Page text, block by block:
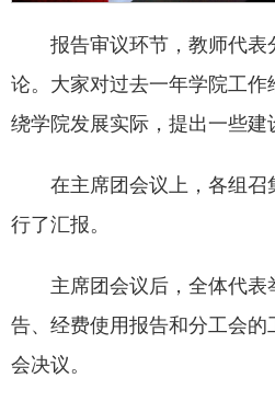
报告审议环节，教师代
论。大家对过去一年学院工作
绕学院发展实际，提出一些建
在主席团会议上，各组
行了汇报。
主席团会议后，全体代
告、经费使用报告和分工会的
会决议。